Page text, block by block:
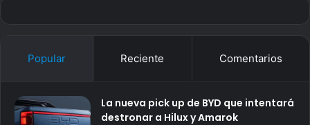
Popular Reciente Comentarios
La nueva pick up de BYD que intentará
destronar a Hilux y Amarok